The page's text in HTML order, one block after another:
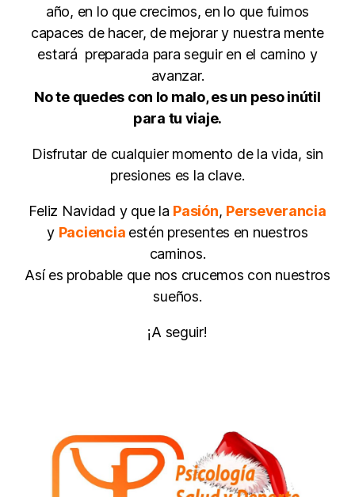
año, en lo que crecimos, en lo que fuimos
capaces de hacer, de mejorar y nuestra mente
estará preparada para seguir en el camino y
avanzar.
No te quedes con lo malo, es un peso inútil
para tu viaje.
Disfrutar de cualquier momento de la vida, sin
presiones es la clave.
Feliz Navidad y que la Pasión, Perseverancia
y Paciencia estén presentes en nuestros
caminos.
Así es probable que nos crucemos con nuestros
sueños.
¡A seguir!